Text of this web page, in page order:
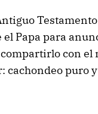
Papa para
con el
puro